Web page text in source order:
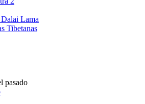
Lama
Tibetanas
pasado